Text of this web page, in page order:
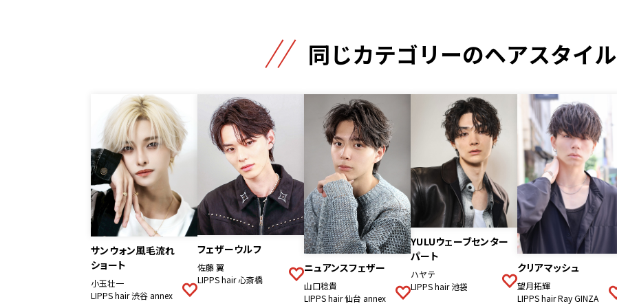
同じカテゴリーのヘアスタイル
サンウォン風毛流れ
ショート
小玉壮一
LIPPS hair 渋谷 annex
フェザーウルフ
佐藤 翼
LIPPS hair 心斎橋
ニュアンスフェザー
山口稔貴
LIPPS hair 仙台 annex
YULUウェーブセンター
パート
ハヤテ
LIPPS hair 池袋
クリアマッシュ
望月拓輝
LIPPS hair Ray GINZA